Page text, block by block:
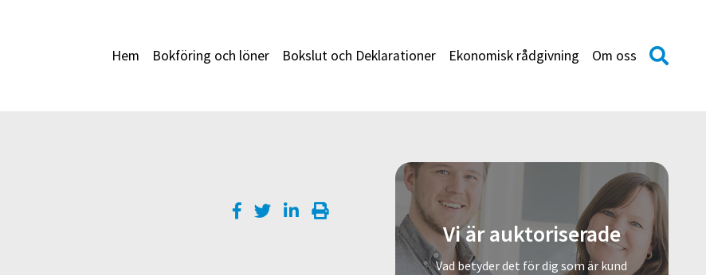
Hem Bokföring och löner Bokslut och Deklarationer Ekonomisk rådgivning Om oss
Vi är auktoriserade
Vad betyder det för dig som är kund